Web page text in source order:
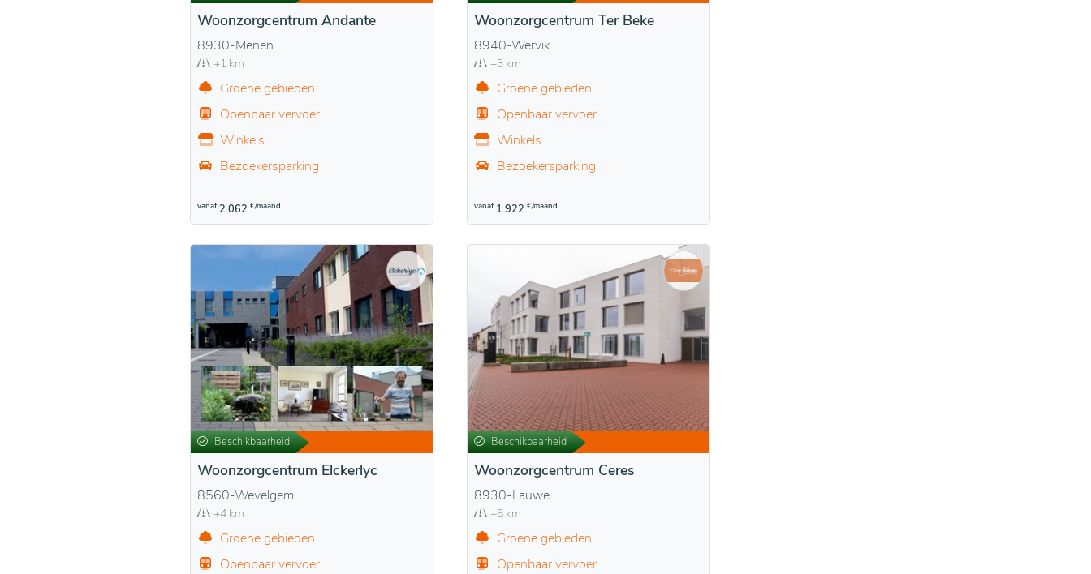
Woonzorgcentrum Andante
8930-Menen
+1 km
Groene gebieden
Openbaar vervoer
Winkels
Bezoekersparking
vanaf 2.062 €/maand
Woonzorgcentrum Ter Beke
8940-Wervik
+3 km
Groene gebieden
Openbaar vervoer
Winkels
Bezoekersparking
vanaf 1.922 €/maand
Beschikbaarheid
Woonzorgcentrum Elckerlyc
8560-Wevelgem
+4 km
Groene gebieden
Openbaar vervoer
Beschikbaarheid
Woonzorgcentrum Ceres
8930-Lauwe
+5 km
Groene gebieden
Openbaar vervoer